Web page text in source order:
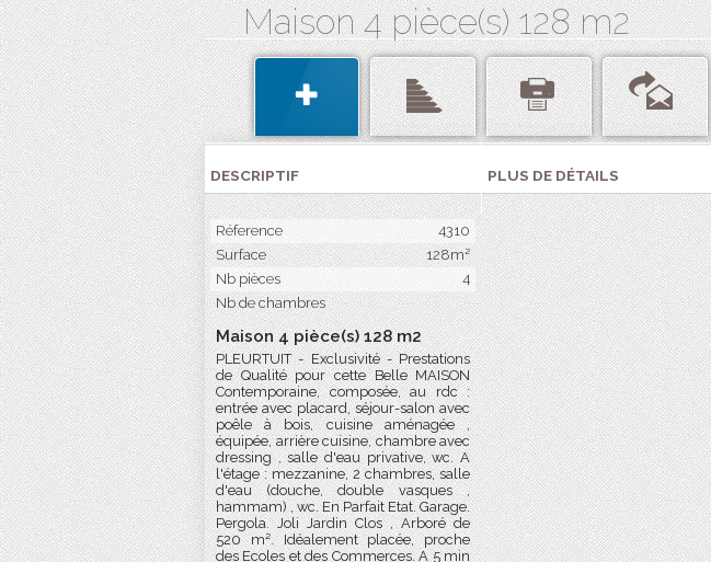
Maison 4 pièce(s) 128 m2
DESCRIPTIF
Réference
4310
Surface
128m²
Nb pièces
4
Nb de chambres
Maison 4 pièce(s) 128 m2
PLEURTUIT - Exclusivité - Prestations
de Qualité pour cette Belle MAISON
Contemporaine, composée, au rdc :
entrée avec placard, séjour-salon avec
poêle à bois, cuisine aménagée ,
équipée, arrière cuisine, chambre avec
dressing , salle d'eau privative, wc. A
l'étage : mezzanine, 2 chambres, salle
d'eau (douche, double vasques ,
hammam) , wc. En Parfait Etat. Garage.
Pergola. Joli Jardin Clos , Arboré de
520 m². Idéalement placée, proche
des Ecoles et des Commerces. A 5 min
PLUS DE DÉTAILS